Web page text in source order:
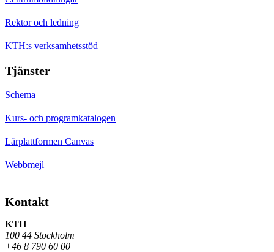
Rektor och ledning
KTH:s verksamhetsstöd
Tjänster
Schema
Kurs- och programkatalogen
Lärplattformen Canvas
Webbmejl
Kontakt
KTH
100 44 Stockholm
+46 8 790 60 00